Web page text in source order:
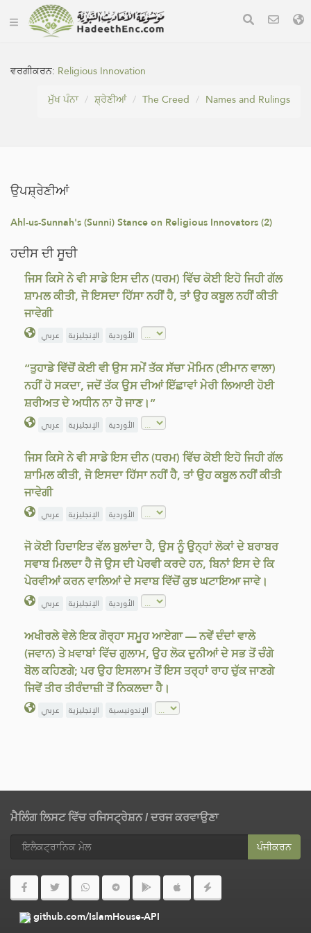
ਵਰਗੀਕਰਨ: Religious Innovation
ਮੁੱਖ ਪੰਨਾ
ਸ਼੍ਰੇਣੀਆਂ The Creed Names and Rulings
ਉਪਸ਼੍ਰੇਣੀਆਂ
Ahl-us-Sunnah's (Sunni) Stance on Religious Innovators (2)
ਹਦੀਸ ਦੀ ਸੂਚੀ
ਜਿਸ ਕਿਸੇ ਨੇ ਵੀ ਸਾਡੇ ਇਸ ਦੀਨ (ਧਰਮ) ਵਿੱਚ ਕੋਈ ਇਹੋ ਜਿਹੀ ਗੱਲ
ਸ਼ਾਮਲ ਕੀਤੀ, ਜੋ ਇਸਦਾ ਹਿੱਸਾ ਨਹੀਂ ਹੈ, ਤਾਂ ਉਹ ਕਬੂਲ ਨਹੀਂ ਕੀਤੀ
ਜਾਵੇਗੀ
عربي الإنجليزية الأوردية
“ਤੁਹਾਡੇ ਵਿੱਚੋਂ ਕੋਈ ਵੀ ਉਸ ਸਮੇਂ ਤੱਕ ਸੱਚਾ ਮੋਮਿਨ (ਈਮਾਨ ਵਾਲਾ)
ਨਹੀਂ ਹੋ ਸਕਦਾ, ਜਦੋਂ ਤੱਕ ਉਸ ਦੀਆਂ ਇੱਛਾਵਾਂ ਮੇਰੀ ਲਿਆਈ ਹੋਈ
ਸ਼ਰੀਅਤ ਦੇ ਅਧੀਨ ਨਾ ਹੋ ਜਾਣ।”
عربي الإنجليزية الأوردية
ਜਿਸ ਕਿਸੇ ਨੇ ਵੀ ਸਾਡੇ ਇਸ ਦੀਨ (ਧਰਮ) ਵਿੱਚ ਕੋਈ ਇਹੋ ਜਿਹੀ ਗੱਲ
ਸ਼ਾਮਿਲ ਕੀਤੀ, ਜੋ ਇਸਦਾ ਹਿੱਸਾ ਨਹੀਂ ਹੈ, ਤਾਂ ਉਹ ਕਬੂਲ ਨਹੀਂ ਕੀਤੀ
ਜਾਵੇਗੀ
عربي الإنجليزية الأوردية
ਜੋ ਕੋਈ ਹਿਦਾਇਤ ਵੱਲ ਬੁਲਾਂਦਾ ਹੈ, ਉਸ ਨੂੰ ਉਨ੍ਹਾਂ ਲੋਕਾਂ ਦੇ ਬਰਾਬਰ
ਸਵਾਬ ਮਿਲਦਾ ਹੈ ਜੋ ਉਸ ਦੀ ਪੇਰਵੀ ਕਰਦੇ ਹਨ, ਬਿਨਾਂ ਇਸ ਦੇ ਕਿ
ਪੇਰਵੀਆਂ ਕਰਨ ਵਾਲਿਆਂ ਦੇ ਸਵਾਬ ਵਿੱਚੋਂ ਕੁਝ ਘਟਾਇਆ ਜਾਵੇ।
عربي الإنجليزية الأوردية
ਅਖੀਰਲੇ ਵੇਲੇ ਇਕ ਗੋਰ੍ਹਾ ਸਮੂਹ ਆਏਗਾ — ਨਵੇਂ ਦੰਦਾਂ ਵਾਲੇ
(ਜਵਾਨ) ਤੇ ਖ਼ਵਾਬਾਂ ਵਿੱਚ ਗੁਲਾਮ, ਉਹ ਲੋਕ ਦੁਨੀਆਂ ਦੇ ਸਭ ਤੋਂ ਚੰਗੇ
ਬੋਲ ਕਹਿਣਗੇ; ਪਰ ਉਹ ਇਸਲਾਮ ਤੋਂ ਇਸ ਤਰ੍ਹਾਂ ਰਾਹ ਚੁੱਕ ਜਾਣਗੇ
ਜਿਵੇਂ ਤੀਰ ਤੀਰੰਦਾਜ਼ੀ ਤੋਂ ਨਿਕਲਦਾ ਹੈ।
عربي الإنجليزية الإندونيسية
ਮੈਲਿੰਗ ਲਿਸਟ ਵਿੱਚ ਰਜਿਸਟ੍ਰੇਸ਼ਨ / ਦਰਜ ਕਰਵਾਉਣਾ
ਪੰਜੀਕਰਨ
github.com/IslamHouse-API